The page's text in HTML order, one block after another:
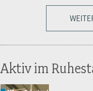
Aktiv im